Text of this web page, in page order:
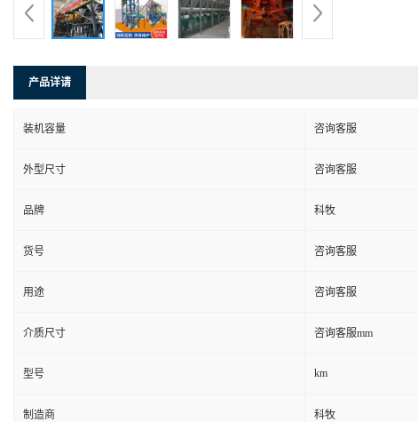
产品详请
装机容量 咨询客服
外型尺寸 咨询客服
品牌 科牧
货号 咨询客服
用途 咨询客服
介质尺寸 咨询客服mm
型号 km
制造商 科牧